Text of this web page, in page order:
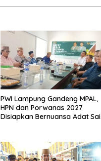
PWI Lampung Gandeng MPAL,
HPN dan Porwanas 2027
Disiapkan Bernuansa Adat Sai